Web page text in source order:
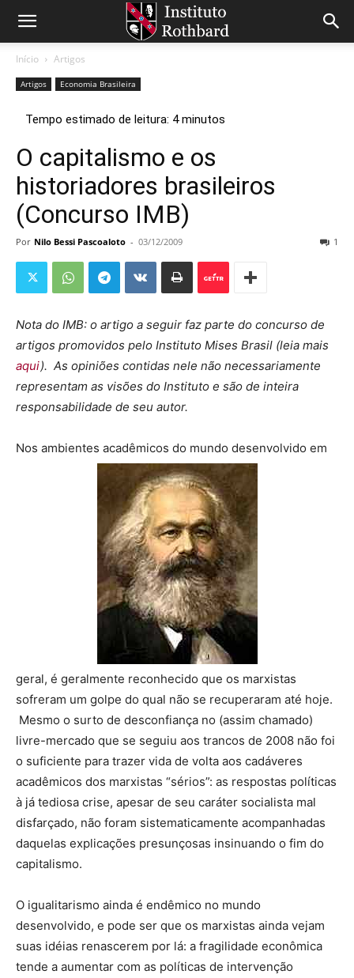
Início Artigos
Artigos Economia Brasileira
O capitalismo e os
historiadores brasileiros
(Concurso IMB)
Por Nilo Bessi Pascoaloto - 03/12/2009 1
Nota do IMB: o artigo a seguir faz parte do concurso de
artigos promovidos pelo Instituto Mises Brasil (leia mais
aqui). As opiniões contidas nele não necessariamente
representam as visões do Instituto e são de inteira
responsabilidade de seu autor.
Nos ambientes acadêmicos do mundo desenvolvido em
geral, é geralmente reconhecido que os marxistas
sofreram um golpe do qual não se recuperaram até hoje.
Mesmo o surto de desconfiança no (assim chamado)
livre-mercado que se seguiu aos trancos de 2008 não foi
o suficiente para trazer vida de volta aos cadáveres
acadêmicos dos marxistas “sérios”: as respostas políticas
à já tediosa crise, apesar de seu caráter socialista mal
disfarçado, não foram sistematicamente acompanhadas
daquelas explicações presunçosas insinuando o fim do
capitalismo.
O igualitarismo ainda é endêmico no mundo
desenvolvido, e pode ser que os marxistas ainda vejam
suas idéias renascerem por lá: a fragilidade econômica
tende a aumentar com as políticas de intervenção